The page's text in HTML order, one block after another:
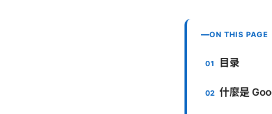
ON THIS PAGE
目录
什麼是